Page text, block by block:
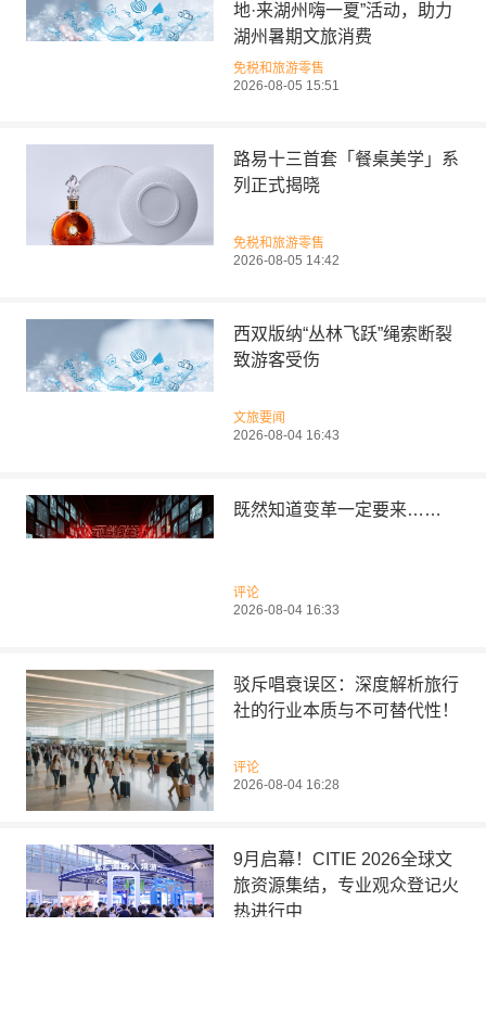
地·来湖州嗨一夏”活动，助力
湖州暑期文旅消费
免税和旅游零售
2026-08-05 15:51
路易十三首套「餐桌美学」系
列正式揭晓
免税和旅游零售
2026-08-05 14:42
西双版纳“丛林飞跃”绳索断裂
致游客受伤
文旅要闻
2026-08-04 16:43
既然知道变革一定要来……
评论
2026-08-04 16:33
驳斥唱衰误区：深度解析旅行
社的行业本质与不可替代性！
评论
2026-08-04 16:28
9月启幕！CITIE 2026全球文
旅资源集结，专业观众登记火
热进行中